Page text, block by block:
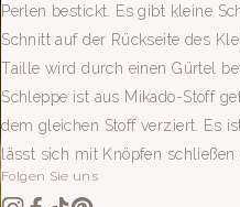
Perlen bestickt. Es gibt kleine
Schnitt auf der Rückseite des
Taille wird durch einen Gürtel
Schleppe ist aus Mikado-Stoff
dem gleichen Stoff verziert. Es
lässt sich mit Knöpfen
Folgen Sie uns